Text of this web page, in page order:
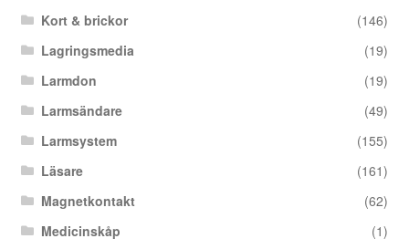
Kort & brickor
(146)
Lagringsmedia
(19)
Larmdon
(19)
Larmsändare
(49)
Larmsystem
(155)
Läsare
(161)
Magnetkontakt
(62)
Medicinskåp
(1)